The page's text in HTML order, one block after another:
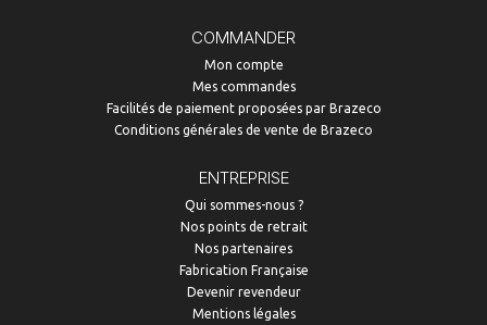
COMMANDER
Mon compte
Mes commandes
Facilités de paiement proposées par Brazeco
Conditions générales de vente de Brazeco
ENTREPRISE
Qui sommes-nous ?
Nos points de retrait
Nos partenaires
Fabrication Française
Devenir revendeur
Mentions légales